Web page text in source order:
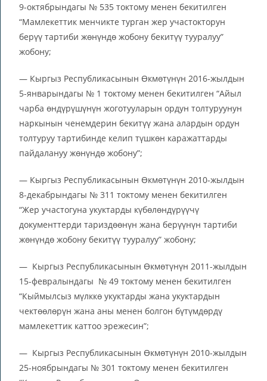
9-октябрындагы № 535 токтому менен бекитилген
“Мамлекеттик менчикте турган жер участокторун
берүү тартиби жөнүндө жобону бекитүү тууралуу”
жобону;
— Кыргыз Республикасынын Өкмөтүнүн 2016-жылдын
5-январындагы № 1 токтому менен бекитилген “Айыл
чарба өндүрүшүнүн жоготууларын ордун толтуруунун
наркынын ченемдерин бекитүү жана алардын ордун
толтуруу тартибинде келип түшкөн каражаттарды
пайдалануу жөнүндө жобону”;
— Кыргыз Республикасынын Өкмөтүнүн 2010-жылдын
8-декабрындагы № 311 токтому менен бекитилген
“Жер участогуна укуктарды күбөлөндүрүүчү
документтерди тариздөөнүн жана берүүнүн тартиби
жөнүндө жобону бекитүү тууралуу” жобону;
— Кыргыз Республикасынын Өкмөтүнүн 2011-жылдын
15-февралындагы № 49 токтому менен бекитилген
“Кыймылсыз мүлккө укуктарды жана укуктардын
чектөөлөрүн жана аны менен болгон бүтүмдөрдү
мамлекеттик каттоо эрежесин”;
— Кыргыз Республикасынын Өкмөтүнүн 2010-жылдын
25-ноябрындагы № 301 токтому менен бекитилген